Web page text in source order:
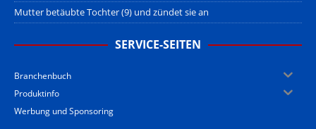
Mutter betäubte Tochter (9) und zündet sie an
SERVICE-SEITEN
Branchenbuch
Produktinfo
Werbung und Sponsoring